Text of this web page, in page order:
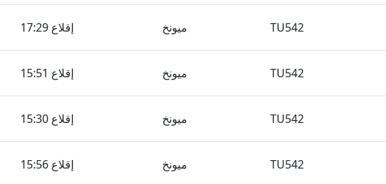
TU542 ميونخ إقلاع 17:29
TU542 ميونخ إقلاع 15:51
TU542 ميونخ إقلاع 15:30
TU542 ميونخ إقلاع 15:56